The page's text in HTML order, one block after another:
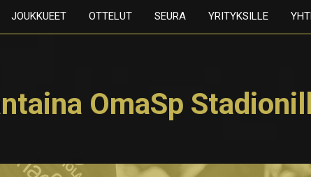
JOUKKUEET OTTELUT SEURA YRITYKSILLE
OmaSp